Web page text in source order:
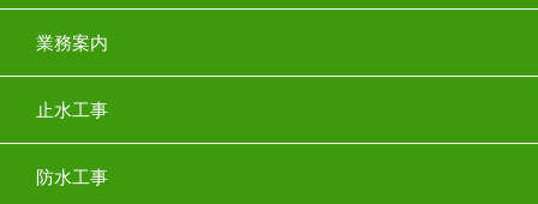
業務案内
止水工事
防水工事